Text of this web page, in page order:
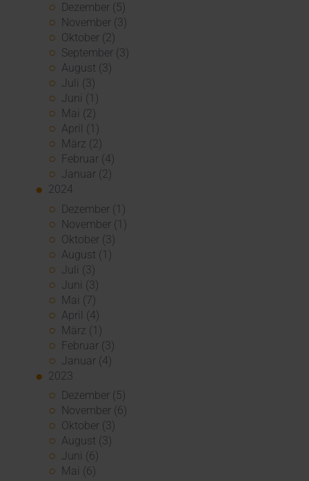
Dezember (5)
November (3)
Oktober (2)
September (3)
August (3)
Juli (3)
Juni (1)
Mai (2)
April (1)
März (2)
Februar (4)
Januar (2)
2024
Dezember (1)
November (1)
Oktober (3)
August (1)
Juli (3)
Juni (3)
Mai (7)
April (4)
März (1)
Februar (3)
Januar (4)
2023
Dezember (5)
November (6)
Oktober (3)
August (3)
Juni (6)
Mai (6)